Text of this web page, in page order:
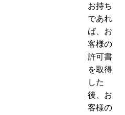
お持ち
であれ
ば、お
客様の
許可書
を取得
した
後、お
客様の